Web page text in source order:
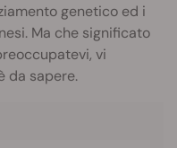
genetico ed i
Ma che significato
vi
da sapere.